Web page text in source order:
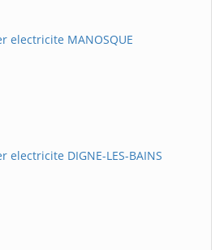
electricite MANOSQUE
electricite DIGNE-LES-BAINS